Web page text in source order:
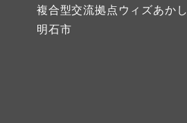
複合型交流拠点ウィズあかし
明石市